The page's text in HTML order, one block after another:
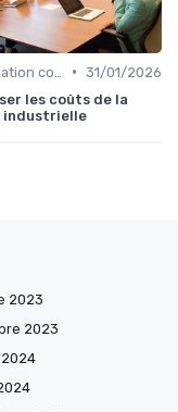
• 31/01/2026
les coûts de la
industrielle
2023
2023